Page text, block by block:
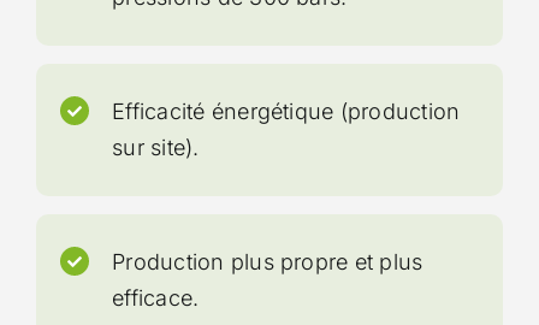
Efficacité énergétique (production
sur site).
Production plus propre et plus
efficace.